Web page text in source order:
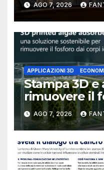
University of
Little Rock
AGO 7, 2026
APPLICAZIONI 3D
Stampa 3D
rimuovere il
acque il
Florida
AGO 7, 2026